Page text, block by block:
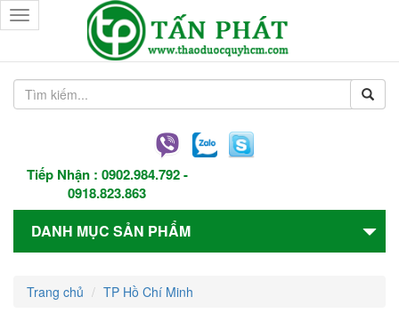
Tiếp Nhận : 0902.984.792-
0918.823.863
Toggle
navigation
DANH MỤC SẢN PHẨM
Trang chủ TP Hồ Chí Minh